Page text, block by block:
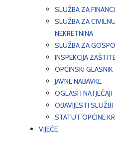
SLUŽBA ZA
SLUŽBA ZA
NEKRETNINA
SLUŽBA ZA
INSPEKCIJA
OPĆINSKI GLASNIK
JAVNE NABAVKE
OGLASI I NATJEČAJI
OBAVIJESTI SLUŽBI
STATUT OPĆINE
VIJEĆE